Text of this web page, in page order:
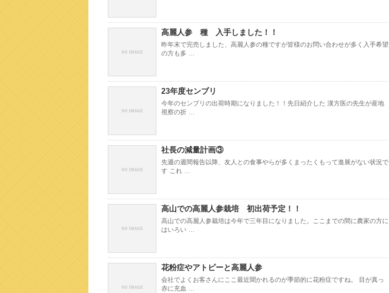
高麗人参 種 入手しました！！
昨年末で完売しました、高麗人参の種ですが皆様のお問い合わせが多く入手希望
の方も多 …
23年度センブリ
今年のセンブリの出荷時期になりました！！先日紹介した 漢方医の先生が産地
視察の折 …
社長の減量計画③
先週の週間報告以降、友人との食事やらが多くまったくもって進展がない状況で
す これ …
高山での高麗人参栽培 初出荷予定！！
高山での高麗人参栽培は今年で三年目になりました。ここまでの間に農家の方に
はいろい …
花粉症やアトピーと高麗人参
会社でよくお客さんにここ最近聞かれるのが季節的に花粉症ですね。 目が真っ
赤に充血 …